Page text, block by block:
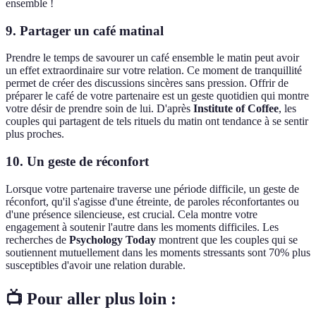
ensemble !
9. Partager un café matinal
Prendre le temps de savourer un café ensemble le matin peut avoir
un effet extraordinaire sur votre relation. Ce moment de tranquillité
permet de créer des discussions sincères sans pression. Offrir de
préparer le café de votre partenaire est un geste quotidien qui montre
votre désir de prendre soin de lui. D'après Institute of Coffee, les
couples qui partagent de tels rituels du matin ont tendance à se sentir
plus proches.
10. Un geste de réconfort
Lorsque votre partenaire traverse une période difficile, un geste de
réconfort, qu'il s'agisse d'une étreinte, de paroles réconfortantes ou
d'une présence silencieuse, est crucial. Cela montre votre
engagement à soutenir l'autre dans les moments difficiles. Les
recherches de Psychology Today montrent que les couples qui se
soutiennent mutuellement dans les moments stressants sont 70% plus
susceptibles d'avoir une relation durable.
📺 Pour aller plus loin :